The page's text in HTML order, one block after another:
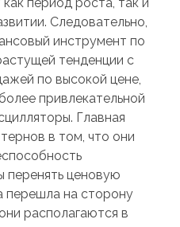
Следовательно,
инструмент по
тенденции с
по высокой цене,
привлекательной
Главная
в том, что они
ценовую
перешла на сторону
располагаются в